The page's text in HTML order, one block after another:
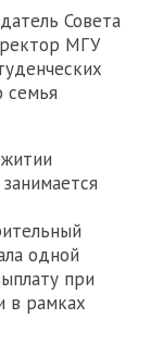
Совета
МГУ
семья
одной
при
в рамках